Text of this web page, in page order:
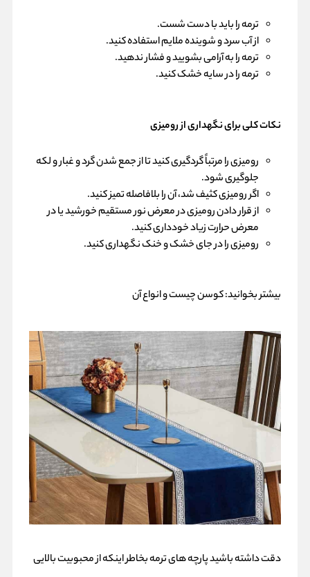
ترمه را باید با دست شست.
از آب سرد و شوینده ملایم استفاده کنید.
ترمه را به آرامی بشویید و فشار ندهید.
ترمه را در سایه خشک کنید.
نکات کلی برای نگهداری از رومیزی
رومیزی را مرتباً گردگیری کنید تا از جمع شدن گرد و غبار و لکه
جلوگیری شود.
اگر رومیزی کثیف شد، آن را بلافاصله تمیز کنید.
از قرار دادن رومیزی در معرض نور مستقیم خورشید یا در
معرض حرارت زیاد خودداری کنید.
رومیزی را در جای خشک و خنک نگهداری کنید.
بیشتر بخوانید:کوسن چیست و انواع آن
دقت داشته باشید پارچه های ترمه بخاطر اینکه از محبوبیت بالایی